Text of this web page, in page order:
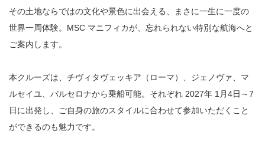
その土地ならではの文化や景色に出会える、まさに一生に一度の
世界一周体験。MSC マニフィカが、忘れられない特別な航海へと
ご案内します。
本クルーズは、チヴィタヴェッキア（ローマ）、ジェノヴァ、マ
ルセイユ、バルセロナから乗船可能。それぞれ 2027年 1月4日～7
日に出発し、ご自身の旅のスタイルに合わせて参加いただくこと
ができるのも魅力です。